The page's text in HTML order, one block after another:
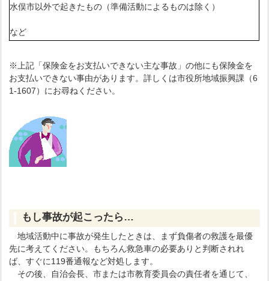
水俣市以外で起きたもの（準備活動によるものは除く）
など
※上記「保険金をお支払いできない主な事故」の他にも保険金を
お支払いできない事由があります。詳しくは市役所地域振興課（6
1-1607）にお尋ねください。
もし事故が起こったら…
地域活動中に事故が発生したときは、まず負傷者の救護を最優
先に考えてください。もちろん救急車の必要ありと判断されれ
ば、すぐに119番通報など対処します。
その後、自治会長、市または市教育委員会の責任者を通じて、